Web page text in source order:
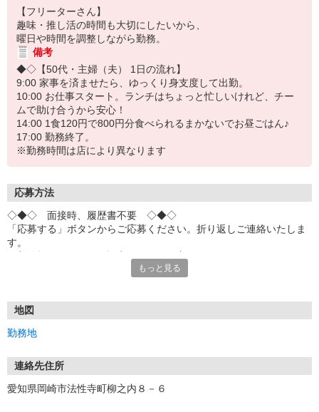
【フリーターさん】
趣味・推し活の時間も大切にしたいから、
曜日や時間を調整しながら勤務。
備考
◆◇【50代・主婦（夫） 1日の流れ】
9:00 家事を済ませたら、ゆっくり身支度して出勤。
10:00 お仕事スタート。ランチはちょっと忙しいけれど、チー
ムで助け合うから安心！
14:00 1食120円で800円分食べられるまかないでお昼ごはん♪
17:00 勤務終了。
※勤務時間は店により異なります
応募方法
◇◆◇ 面接時、履歴書不要 ◇◆◇
「応募する」ボタンからご応募ください。折り返しご連絡いたしま
す。
「toridoll-recruit.com」からのメールを受信できるよう設定をお願い
面接ご案内のメールが届かない可能性がございますため、
お電話でのご応募も大歓迎！
(10:00〜17:00/土日祝も受付中)
もっと見る
地図
勤務地
連絡先住所
愛知県岡崎市法性寺町柳之内８－６